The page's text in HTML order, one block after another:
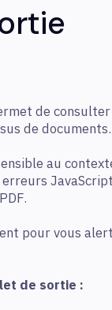
de
de documents.
au
pour vous
de sortie :